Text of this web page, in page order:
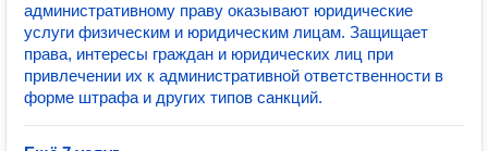
административному праву оказывают юридические
услуги физическим и юридическим лицам. Защищает
права, интересы граждан и юридических лиц при
привлечении их к административной ответственности в
форме штрафа и других типов санкций.